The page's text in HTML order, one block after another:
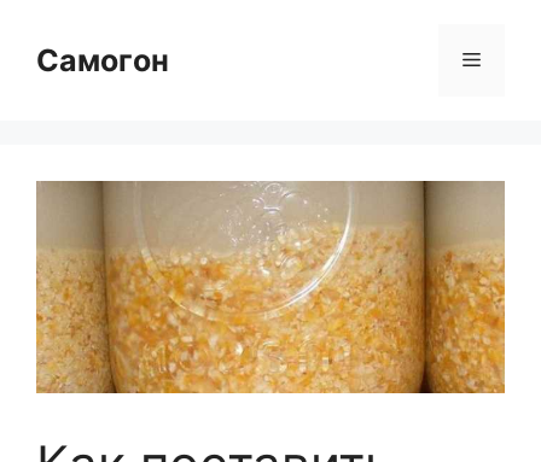
содержимому
Самогон Меню